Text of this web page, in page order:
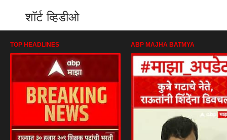
शॉर्ट व्हिडीओ
TOP HEADLINES ABP MAJHA BATMYA